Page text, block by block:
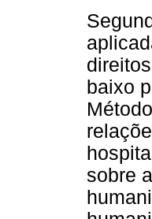
baixo
sobre